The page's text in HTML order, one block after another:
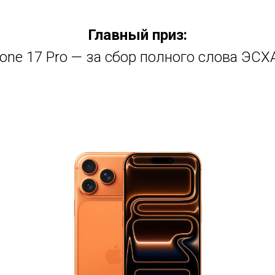
Главный приз:
17 Pro — за сбор полного слова